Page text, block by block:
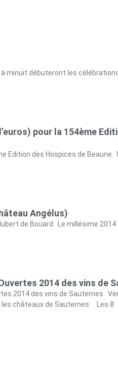
minuit débuteront les
pour la 154ème
Edition des Hospices de
Angélus)
de Boüard Le millésime
2014 des vins de
2014 des vins de Sauternes
les châteaux de Sauternes Les 8